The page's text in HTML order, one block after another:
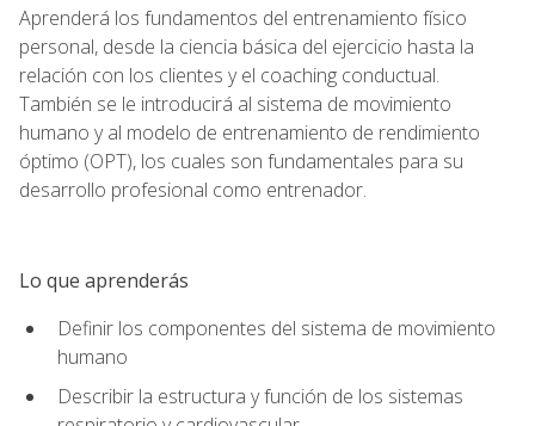
Aprenderá los fundamentos del entrenamiento físico
personal, desde la ciencia básica del ejercicio hasta la
relación con los clientes y el coaching conductual.
También se le introducirá al sistema de movimiento
humano y al modelo de entrenamiento de rendimiento
óptimo (OPT), los cuales son fundamentales para su
desarrollo profesional como entrenador.
Lo que aprenderás
Definir los componentes del sistema de movimiento
humano
Describir la estructura y función de los sistemas